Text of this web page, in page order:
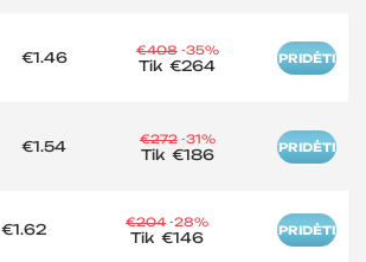
€1.46 €408 -35%
Tik€264 PRIDĖTI
€1.54 €272 -31%
Tik €186 PRIDĖTI
€1.62 €204 -28%
Tik€146 PRIDĖTI